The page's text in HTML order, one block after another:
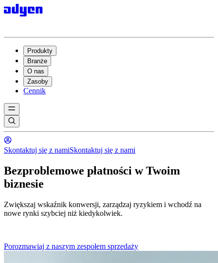
Produkty
Branże
O nas
Zasoby
Cennik
Skontaktuj się z namiSkontaktuj się z nami
Bezproblemowe płatności w Twoim
biznesie
Zwiększaj wskaźnik konwersji, zarządzaj ryzykiem i wchodź na
nowe rynki szybciej niż kiedykolwiek.
Porozmawiaj z naszym zespołem sprzedaży